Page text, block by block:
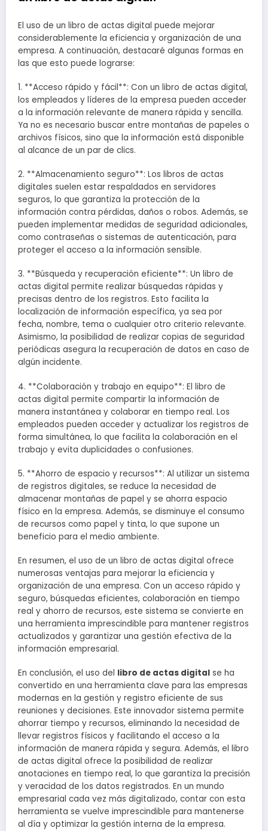
El uso de un libro de actas digital puede mejorar
considerablemente la eficiencia y organización de una
empresa. A continuación, destacaré algunas formas en
las que esto puede lograrse:
1. **Acceso rápido y fácil**: Con un libro de actas digital,
los empleados y líderes de la empresa pueden acceder
a la información relevante de manera rápida y sencilla.
Ya no es necesario buscar entre montañas de papeles o
archivos físicos, sino que la información está disponible
al alcance de un par de clics.
2. **Almacenamiento seguro**: Los libros de actas
digitales suelen estar respaldados en servidores
seguros, lo que garantiza la protección de la
información contra pérdidas, daños o robos. Además, se
pueden implementar medidas de seguridad adicionales,
como contraseñas o sistemas de autenticación, para
proteger el acceso a la información sensible.
3. **Búsqueda y recuperación eficiente**: Un libro de
actas digital permite realizar búsquedas rápidas y
precisas dentro de los registros. Esto facilita la
localización de información específica, ya sea por
fecha, nombre, tema o cualquier otro criterio relevante.
Asimismo, la posibilidad de realizar copias de seguridad
periódicas asegura la recuperación de datos en caso de
algún incidente.
4. **Colaboración y trabajo en equipo**: El libro de
actas digital permite compartir la información de
manera instantánea y colaborar en tiempo real. Los
empleados pueden acceder y actualizar los registros de
forma simultánea, lo que facilita la colaboración en el
trabajo y evita duplicidades o confusiones.
5. **Ahorro de espacio y recursos**: Al utilizar un sistema
de registros digitales, se reduce la necesidad de
almacenar montañas de papel y se ahorra espacio
físico en la empresa. Además, se disminuye el consumo
de recursos como papel y tinta, lo que supone un
beneficio para el medio ambiente.
En resumen, el uso de un libro de actas digital ofrece
numerosas ventajas para mejorar la eficiencia y
organización de una empresa. Con un acceso rápido y
seguro, búsquedas eficientes, colaboración en tiempo
real y ahorro de recursos, este sistema se convierte en
una herramienta imprescindible para mantener registros
actualizados y garantizar una gestión efectiva de la
información empresarial.
En conclusión, el uso del libro de actas digital se ha
convertido en una herramienta clave para las empresas
modernas en la gestión y registro eficiente de sus
reuniones y decisiones. Este innovador sistema permite
ahorrar tiempo y recursos, eliminando la necesidad de
llevar registros físicos y facilitando el acceso a la
información de manera rápida y segura. Además, el libro
de actas digital ofrece la posibilidad de realizar
anotaciones en tiempo real, lo que garantiza la precisión
y veracidad de los datos registrados. En un mundo
empresarial cada vez más digitalizado, contar con esta
herramienta se vuelve imprescindible para mantenerse
al día y optimizar la gestión interna de la empresa.